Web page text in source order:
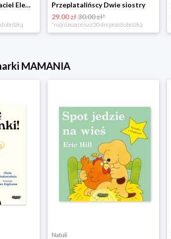
Mój ojciec, mój przyjaciel Element
obniżką
Przeplatalińscy Dwie siostry
29.00 zł30.00 zł*
*najniższa cena z 30 dni przed obniżką
MAMANIA
Natuli